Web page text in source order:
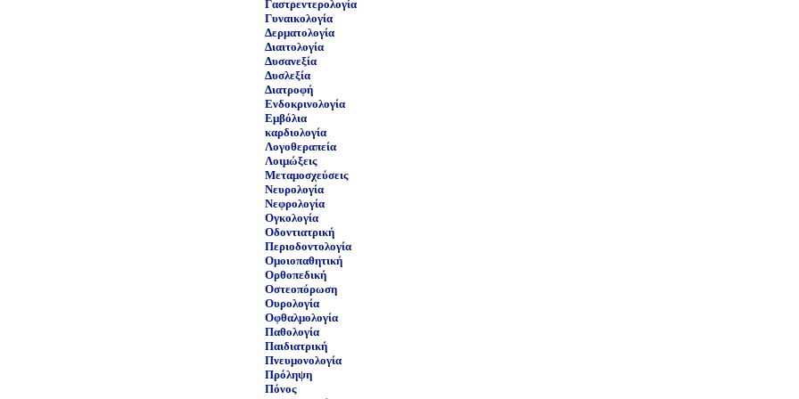
Γαστρεντερολογία
Γυναικολογία
Δερματολογία
Διαιτολογία
Δυσανεξία
Δυσλεξία
Διατροφή
Ενδοκρινολογία
Εμβόλια
καρδιολογία
Λογοθεραπεία
Λοιμώξεις
Μεταμοσχεύσεις
Νευρολογία
Νεφρολογία
Ογκολογία
Οδοντιατρική
Περιοδοντολογία
Ομοιοπαθητική
Ορθοπεδική
Οστεοπόρωση
Ουρολογία
Οφθαλμολογία
Παθολογία
Παιδιατρική
Πνευμονολογία
Πρόληψη
Πόνος